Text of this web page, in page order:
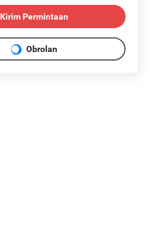
Kirim Permintaan
Obrolan